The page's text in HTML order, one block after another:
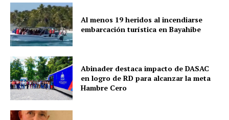
Al menos 19 heridos al incendiarse
embarcación turística en Bayahibe
Abinader destaca impacto de DASAC
en logro de RD para alcanzar la meta
Hambre Cero